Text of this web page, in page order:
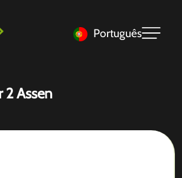
Português
2 Assen